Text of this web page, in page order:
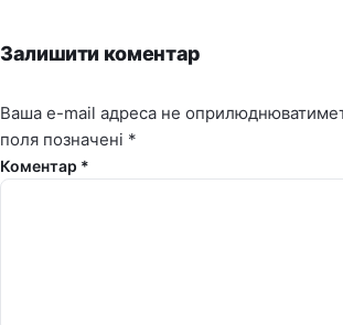
Залишити коментар
Ваша e-mail адреса не
поля позначені *
Коментар *